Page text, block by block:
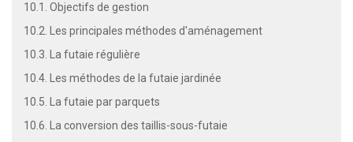
10.1. Objectifs de gestion
10.2. Les principales méthodes d'aménagement
10.3. La futaie régulière
10.4. Les méthodes de la futaie jardinée
10.5. La futaie par parquets
10.6. La conversion des taillis-sous-futaie